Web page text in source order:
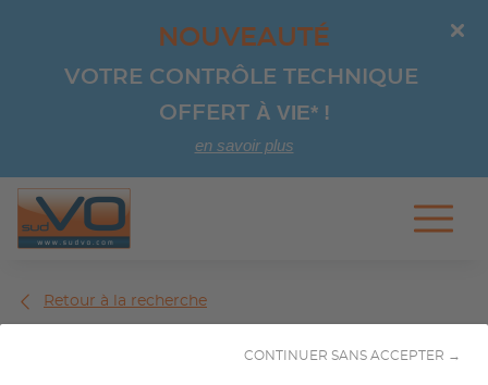
CONTINUER SANS ACCEPTER →
NOUVEAUTÉ
VOTRE CONTRÔLE TECHNIQUE
OFFERT À VIE*!
en savoir plus
Aller au contenu
Retour à la recherche